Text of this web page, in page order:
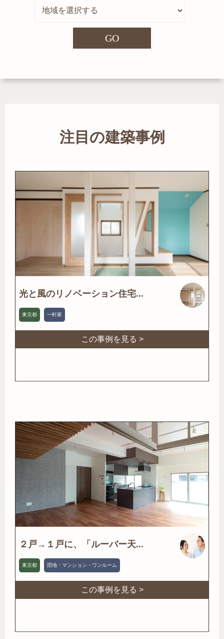
GO
注目の建築事例
光と風のリノベーション住宅...
東京都 一軒家
この事例を見る >
２戸→１戸に、「ルーバー天...
東京都 団地・マンション・ワンルーム
この事例を見る >